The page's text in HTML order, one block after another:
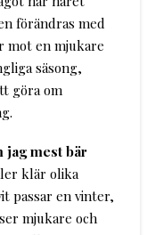
förändras med
mot en mjukare
säsong,
göra om
jag mest bär
klär olika
passar en vinter,
mjukare och